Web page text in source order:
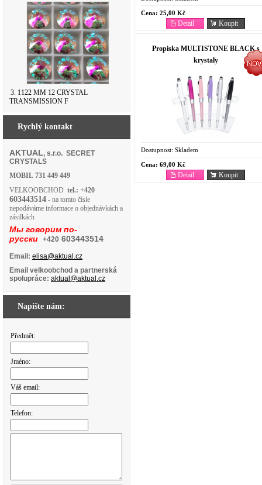
3. 1122 MM 12 CRYSTAL
TRANSMISSION F
Rychlý kontakt
AKTUAL, s.r.o. SECRET
CRYSTALS
MOBIL 731 449 449
VELKOOBCHOD tel.: +420
603443514 - na tomto čísle
nepodáváme informace o objednávkách a
zásilkách
Мы говорим по-
русски +420 603443514
Email: elisa@aktual.cz
Email velkoobchod a partnerská
spolupráce: aktual@aktual.cz
Napište nám:
Předmět:
Jméno:
Váš email:
Telefon:
Cena: 25,00 Kč
Koupit
Detail
Propiska MULTISTONE BLACK s
krystaly
Dostupnost: Skladem
Cena: 69,00 Kč
Koupit
Detail